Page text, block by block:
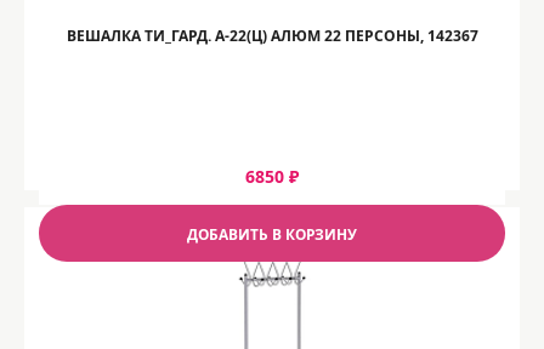
ВЕШАЛКА ТИ_ГАРД. А-22(Ц) АЛЮМ 22 ПЕРСОНЫ, 142367
6850 ₽
ДОБАВИТЬ В КОРЗИНУ